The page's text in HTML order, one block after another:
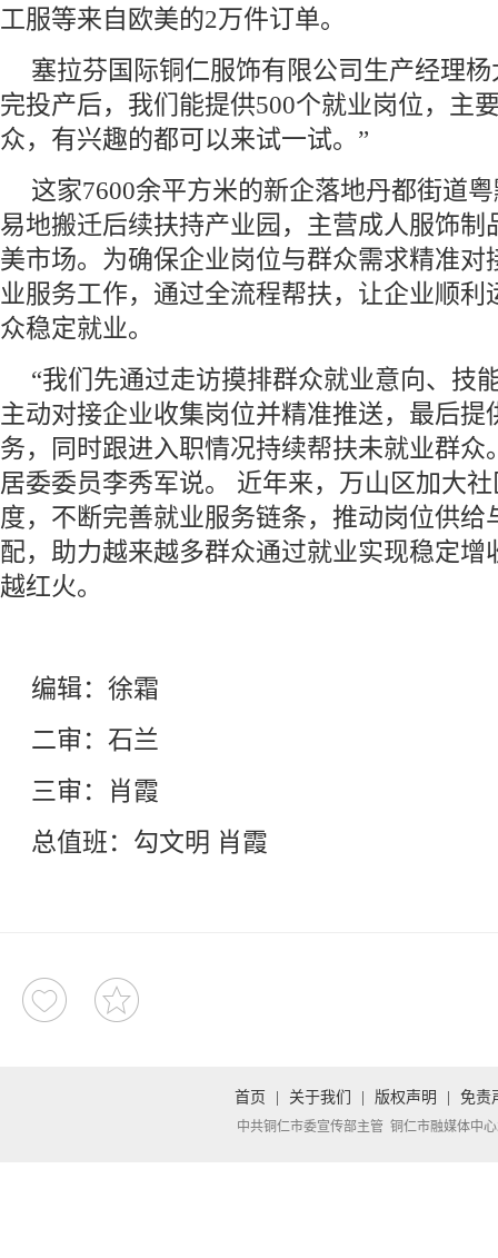
工服等来自欧美的2万件订单。
塞拉芬国际铜仁服饰有限公司生产经理
完投产后，我们能提供500个就业岗位，主
众，有兴趣的都可以来试一试。”
这家7600余平方米的新企落地丹都街道
易地搬迁后续扶持产业园，主营成人服饰制
美市场。为确保企业岗位与群众需求精准对
业服务工作，通过全流程帮扶，让企业顺利
众稳定就业。
“我们先通过走访摸排群众就业意向、技
主动对接企业收集岗位并精准推送，最后提
务，同时跟进入职情况持续帮扶未就业群众
居委委员李秀军说。 近年来，万山区加大
度，不断完善就业服务链条，推动岗位供给
配，助力越来越多群众通过就业实现稳定增
越红火。
编辑：徐霜
二审：石兰
三审：肖霞
总值班：勾文明 肖霞
首页 关于我们 版权声明 免责
中共铜仁市委宣传部主管 铜仁市融媒体中心